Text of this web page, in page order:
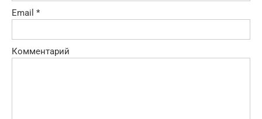
Email *
Комментарий